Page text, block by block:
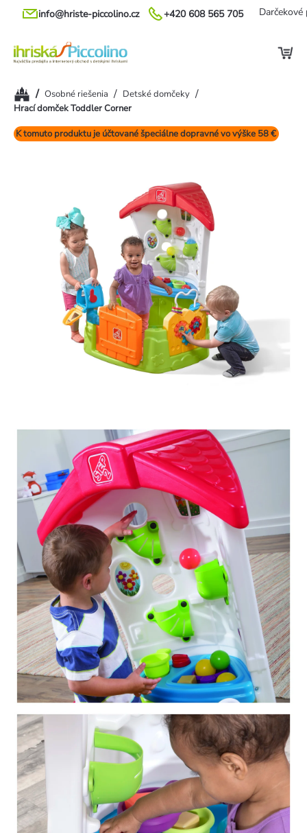
Prejsť
+420 608 565 705
info@hriste-piccolino.cz Darčekové
Domov
/ Osobné riešenia / Detské domčeky /
Hrací domček Toddler Corner
K tomuto produktu je účtované špeciálne dopravné vo výške 58 €